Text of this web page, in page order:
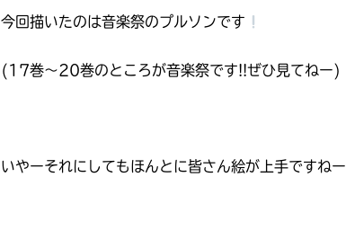
今回描いたのは音楽祭のプルソンです
(17巻～20巻のところが音楽祭です!!ぜひ見てねー)
いやーそれにしてもほんとに皆さん絵が上手ですねー